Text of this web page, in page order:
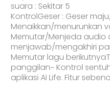
suara : Sekitar 5
KontrolGeser : Geser
Menaikkan/menurunkan
Memutar/Menjeda audio
menjawab/mengakhiri
Memutar lagu
panggilan~ Kontrol
aplikasi AI Life. Fitur